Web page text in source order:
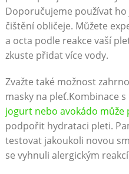
Doporučujeme používat
čištění obličeje. Můžete
a octa podle reakce vaší
zkuste přidat více vody.
Zvažte také možnost
masky na pleť.Kombinace s
jogurt nebo avokádo
podpořit hydrataci pleti.
testovat jakoukoli novou
se vyhnuli alergickým